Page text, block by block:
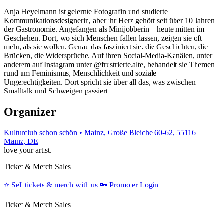
Anja Heyelmann ist gelernte Fotografin und studierte
Kommunikationsdesignerin, aber ihr Herz gehört seit über 10 Jahren
der Gastronomie. Angefangen als Minijobberin – heute mitten im
Geschehen. Dort, wo sich Menschen fallen lassen, zeigen sie oft
mehr, als sie wollen. Genau das fasziniert sie: die Geschichten, die
Brücken, die Widersprüche. Auf ihren Social-Media-Kanälen, unter
anderem auf Instagram unter @frustrierte.alte, behandelt sie Themen
rund um Feminismus, Menschlichkeit und soziale
Ungerechtigkeiten. Dort spricht sie über all das, was zwischen
Smalltalk und Schweigen passiert.
Organizer
Kulturclub schon schön • Mainz, Große Bleiche 60-62, 55116
Mainz, DE
love your artist.
Ticket & Merch Sales
⭐️ Sell tickets & merch with us 🔑 Promoter Login
Ticket & Merch Sales